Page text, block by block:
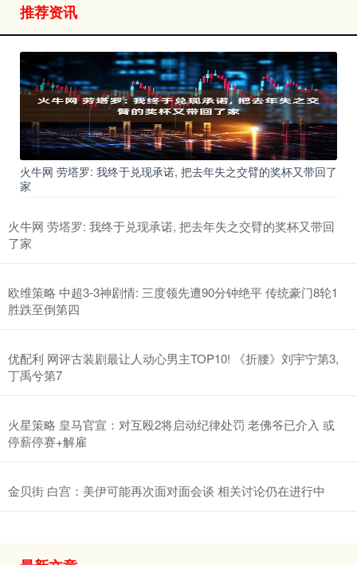
推荐资讯
火牛网 劳塔罗: 我终于兑现承诺, 把去年失之交臂的奖杯又带回了
家
火牛网 劳塔罗: 我终于兑现承诺, 把去年失之交臂的奖杯又带回
了家
欧维策略 中超3-3神剧情: 三度领先遭90分钟绝平 传统豪门8轮1
胜跌至倒第四
优配利 网评古装剧最让人动心男主TOP10! 《折腰》刘宇宁第3,
丁禹兮第7
火星策略 皇马官宣：对互殴2将启动纪律处罚 老佛爷已介入 或
停薪停赛+解雇
金贝街 白宫：美伊可能再次面对面会谈 相关讨论仍在进行中